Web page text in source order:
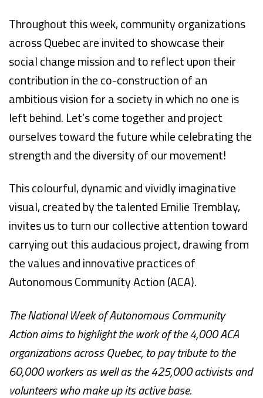
Throughout this week, community organizations
across Quebec are invited to showcase their
social change mission and to reflect upon their
contribution in the co-construction of an
ambitious vision for a society in which no one is
left behind. Let’s come together and project
ourselves toward the future while celebrating the
strength and the diversity of our movement!
This colourful, dynamic and vividly imaginative
visual, created by the talented Emilie Tremblay,
invites us to turn our collective attention toward
carrying out this audacious project, drawing from
the values and innovative practices of
Autonomous Community Action (ACA).
The National Week of Autonomous Community
Action aims to highlight the work of the 4,000 ACA
organizations across Quebec, to pay tribute to the
60,000 workers as well as the 425,000 activists and
volunteers who make up its active base.